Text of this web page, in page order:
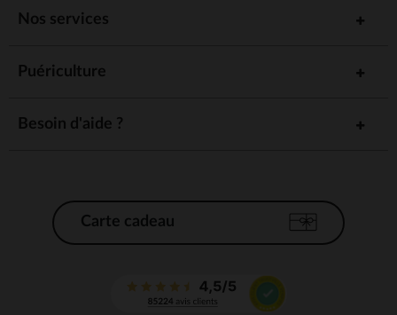
Nos services
Puériculture
Besoin d'aide ?
Carte cadeau